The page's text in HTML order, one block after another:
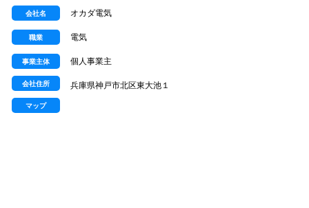
会社名 オカダ電気
職業 電気
事業主体 個人事業主
会社住所 兵庫県神戸市北区東大池１
マップ